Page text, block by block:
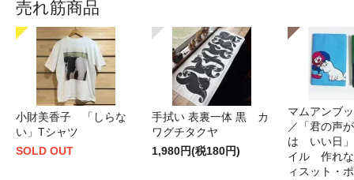
売れ筋商品
小財美香子 「しらな
い」Tシャツ
SOLD OUT
手拭い 表裏一体 黒 カ
ワグチタクヤ
1,980円(税180円)
マムアンブ
／「君の声
は いい日」
イル 作れ
ィスット・